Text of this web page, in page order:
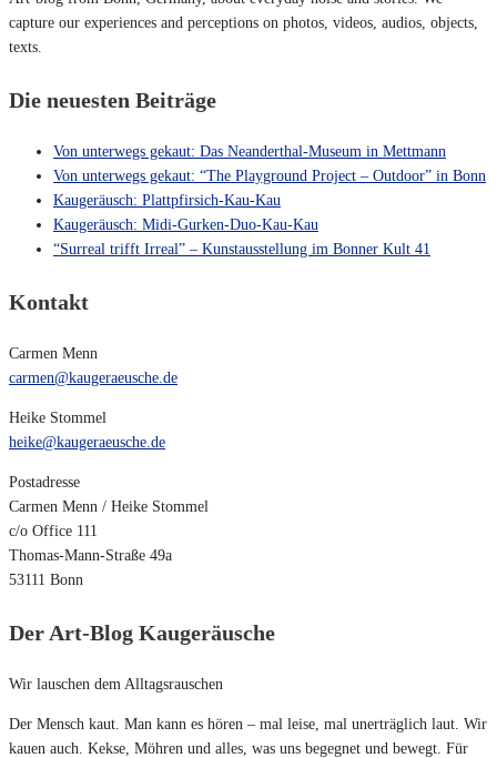
capture our experiences and perceptions on photos, videos, audios, objects,
texts.
Die neuesten Beiträge
Von unterwegs gekaut: Das Neanderthal-Museum in Mettmann
Von unterwegs gekaut: “The Playground Project – Outdoor” in Bonn
Kaugeräusch: Plattpfirsich-Kau-Kau
Kaugeräusch: Midi-Gurken-Duo-Kau-Kau
“Surreal trifft Irreal” – Kunstausstellung im Bonner Kult 41
Kontakt
Carmen Menn
carmen@kaugeraeusche.de
Heike Stommel
heike@kaugeraeusche.de
Postadresse
Carmen Menn / Heike Stommel
c/o Office 111
Thomas-Mann-Straße 49a
53111 Bonn
Der Art-Blog Kaugeräusche
Wir lauschen dem Alltagsrauschen
Der Mensch kaut. Man kann es hören – mal leise, mal unerträglich laut. Wir
kauen auch. Kekse, Möhren und alles, was uns begegnet und bewegt. Für